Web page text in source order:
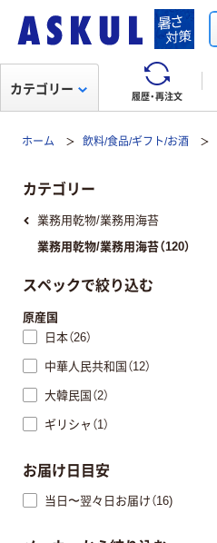
履歴・再注文
カテゴリー
ホーム 飲料/食品/ギフト/お酒
カテゴリー
業務用乾物/業務用海苔
業務用乾物/業務用海苔（120）
スペックで絞り込む
原産国
日本（26）
中華人民共和国（12）
大韓民国（2）
ギリシャ（1）
お届け日目安
当日〜翌々日お届け（16)